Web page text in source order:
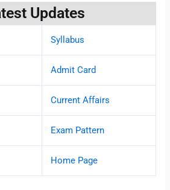
Updates
Syllabus
Admit Card
Current Affairs
Exam Pattern
Home Page